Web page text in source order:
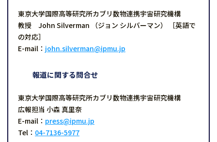
東京大学国際高等研究所カブリ数物連携宇宙研究機構
教授 John Silverman （ジョン シルバーマン） ［英語で
の対応］
E-mail： john.silverman@ipmu.jp
報道に関する問合せ
東京大学国際高等研究所カブリ数物連携宇宙研究機構
広報担当 小森 真里奈
E-mail： press@ipmu.jp
Tel： 04-7136-5977